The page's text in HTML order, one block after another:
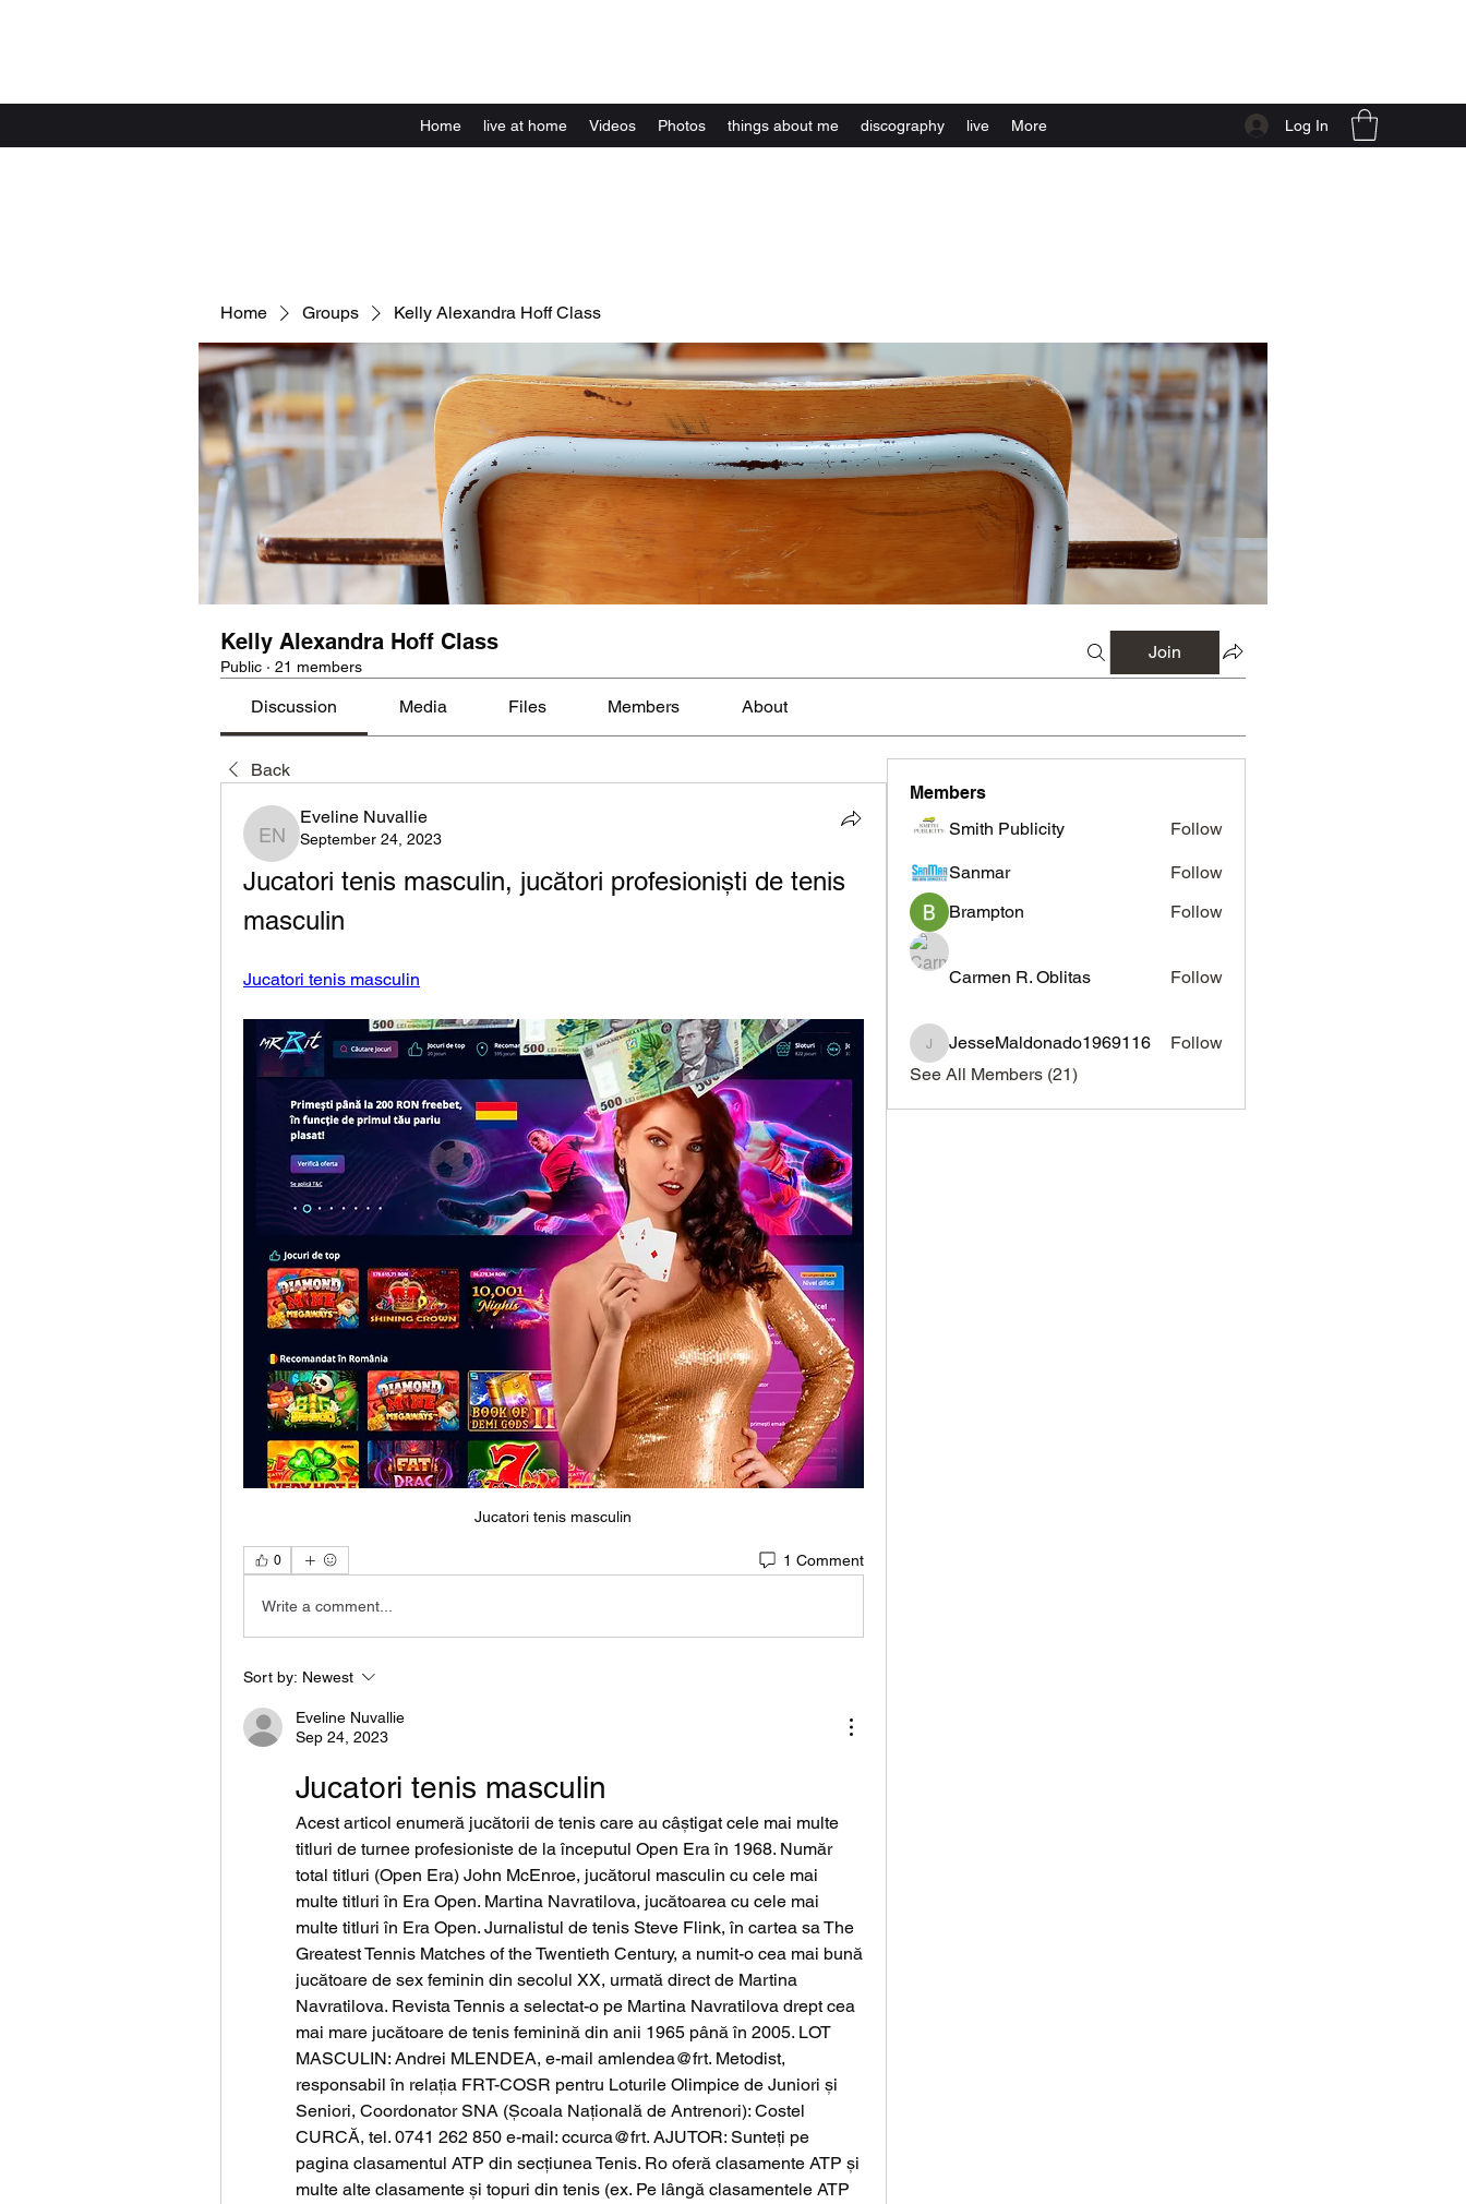
Home live at home Videos Photos things about me discography live More Log In
Home Groups Kelly Alexandra Hoff Class
Kelly Alexandra Hoff Class
Public · 21 members
Join
Discussion Media Files Members About
Back
Eveline Nuvallie
Eveline Nuvallie
September 24, 2023
Jucatori tenis masculin, jucători profesioniști de tenis
masculin
Jucatori tenis masculin
Jucatori tenis masculin
0 1 Comment
Write a comment...
Sort by: Newest
Eveline Nuvallie
Sep 24, 2023
Jucatori tenis masculin
Acest articol enumeră jucătorii de tenis care au câștigat cele mai multe
titluri de turnee profesioniste de la începutul Open Era în 1968. Număr
total titluri (Open Era) John McEnroe, jucătorul masculin cu cele mai
multe titluri în Era Open. Martina Navratilova, jucătoarea cu cele mai
multe titluri în Era Open. Jurnalistul de tenis Steve Flink, în cartea sa The
Greatest Tennis Matches of the Twentieth Century, a numit-o cea mai bună
jucătoare de sex feminin din secolul XX, urmată direct de Martina
Navratilova. Revista Tennis a selectat-o pe Martina Navratilova drept cea
mai mare jucătoare de tenis feminină din anii 1965 până în 2005. LOT
MASCULIN: Andrei MLENDEA, e-mail amlendea@frt. Metodist,
responsabil în relația FRT-COSR pentru Loturile Olimpice de Juniori și
Seniori, Coordonator SNA (Școala Națională de Antrenori): Costel
CURCĂ, tel. 0741 262 850 e-mail: ccurca@frt. AJUTOR: Sunteți pe
pagina clasamentul ATP din secțiunea Tenis. Ro oferă clasamente ATP și
multe alte clasamente și topuri din tenis (ex. Pe lângă clasamentele ATP
Members
Smith Publicity
Follow
Sanmar
Follow
Brampton
Follow
Carmen R. Oblitas Follow
JesseMaldonado1969116
JesseMaldonado1969116
Follow
See All Members (21)